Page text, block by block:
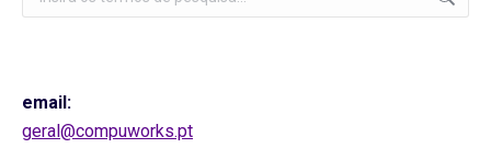
email:
geral@compuworks.pt